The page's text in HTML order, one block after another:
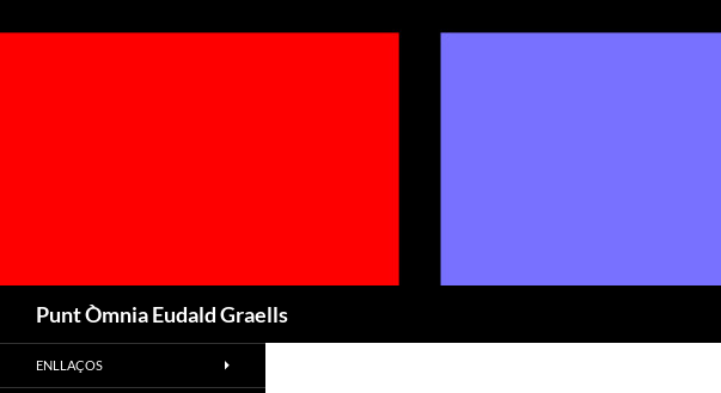
Punt Òmnia Eudald Graells
ENLLAÇOS